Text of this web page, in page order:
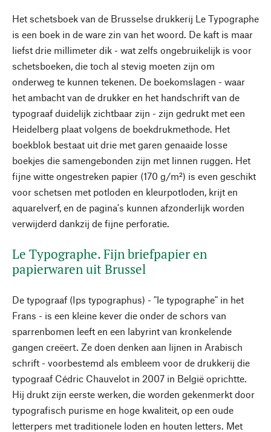
Het schetsboek van de Brusselse drukkerij Le Typographe
is een boek in de ware zin van het woord. De kaft is maar
liefst drie millimeter dik - wat zelfs ongebruikelijk is voor
schetsboeken, die toch al stevig moeten zijn om
onderweg te kunnen tekenen. De boekomslagen - waar
het ambacht van de drukker en het handschrift van de
typograaf duidelijk zichtbaar zijn - zijn gedrukt met een
Heidelberg plaat volgens de boekdrukmethode. Het
boekblok bestaat uit drie met garen genaaide losse
boekjes die samengebonden zijn met linnen ruggen. Het
fijne witte ongestreken papier (170 g/m²) is even geschikt
voor schetsen met potloden en kleurpotloden, krijt en
aquarelverf, en de pagina's kunnen afzonderlijk worden
verwijderd dankzij de fijne perforatie.
Le Typographe. Fijn briefpapier en
papierwaren uit Brussel
De typograaf (Ips typographus) - "le typographe" in het
Frans - is een kleine kever die onder de schors van
sparrenbomen leeft en een labyrint van kronkelende
gangen creëert. Ze doen denken aan lijnen in Arabisch
schrift - voorbestemd als embleem voor de drukkerij die
typograaf Cédric Chauvelot in 2007 in België oprichtte.
Hij drukt zijn eerste werken, die worden gekenmerkt door
typografisch purisme en hoge kwaliteit, op een oude
letterpers met traditionele loden en houten letters. Met